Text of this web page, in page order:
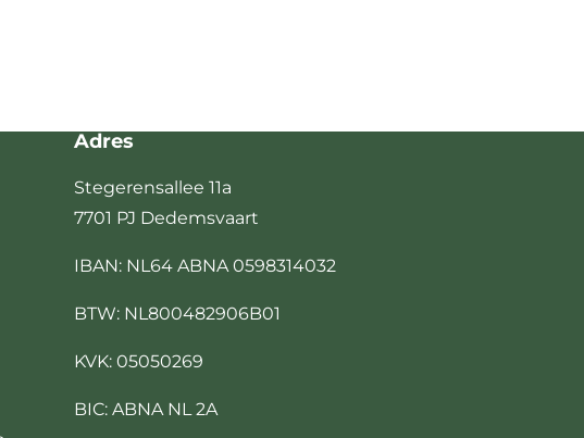
Adres
Stegerensallee 11a
7701 PJ Dedemsvaart
IBAN: NL64 ABNA 0598314032
BTW: NL800482906B01
KVK: 05050269
BIC: ABNA NL 2A